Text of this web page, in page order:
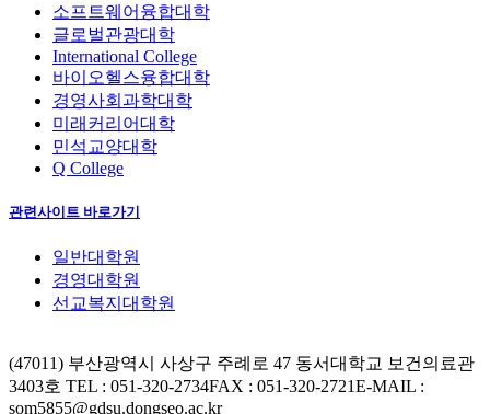
소프트웨어융합대학
글로벌관광대학
International College
바이오헬스융합대학
경영사회과학대학
미래커리어대학
민석교양대학
Q College
관련사이트 바로가기
일반대학원
경영대학원
선교복지대학원
(47011) 부산광역시 사상구 주례로 47 동서대학교 보건의료관
3403호 TEL : 051-320-2734FAX : 051-320-2721E-MAIL :
som5855@gdsu.dongseo.ac.kr